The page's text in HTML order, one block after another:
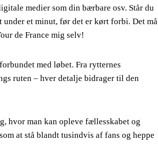
medier som din bærbare osv. Står du
et minut, før det er kørt forbi. Det må
de France mig selv!
med løbet. Fra rytternes
ruten – hver detalje bidrager til den
hvor man kan opleve fællesskabet og
at stå blandt tusindvis af fans og heppe